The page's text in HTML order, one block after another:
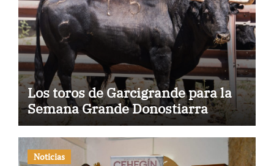
Los toros de Garcigrande para la
Semana Grande Donostiarra
Noticias